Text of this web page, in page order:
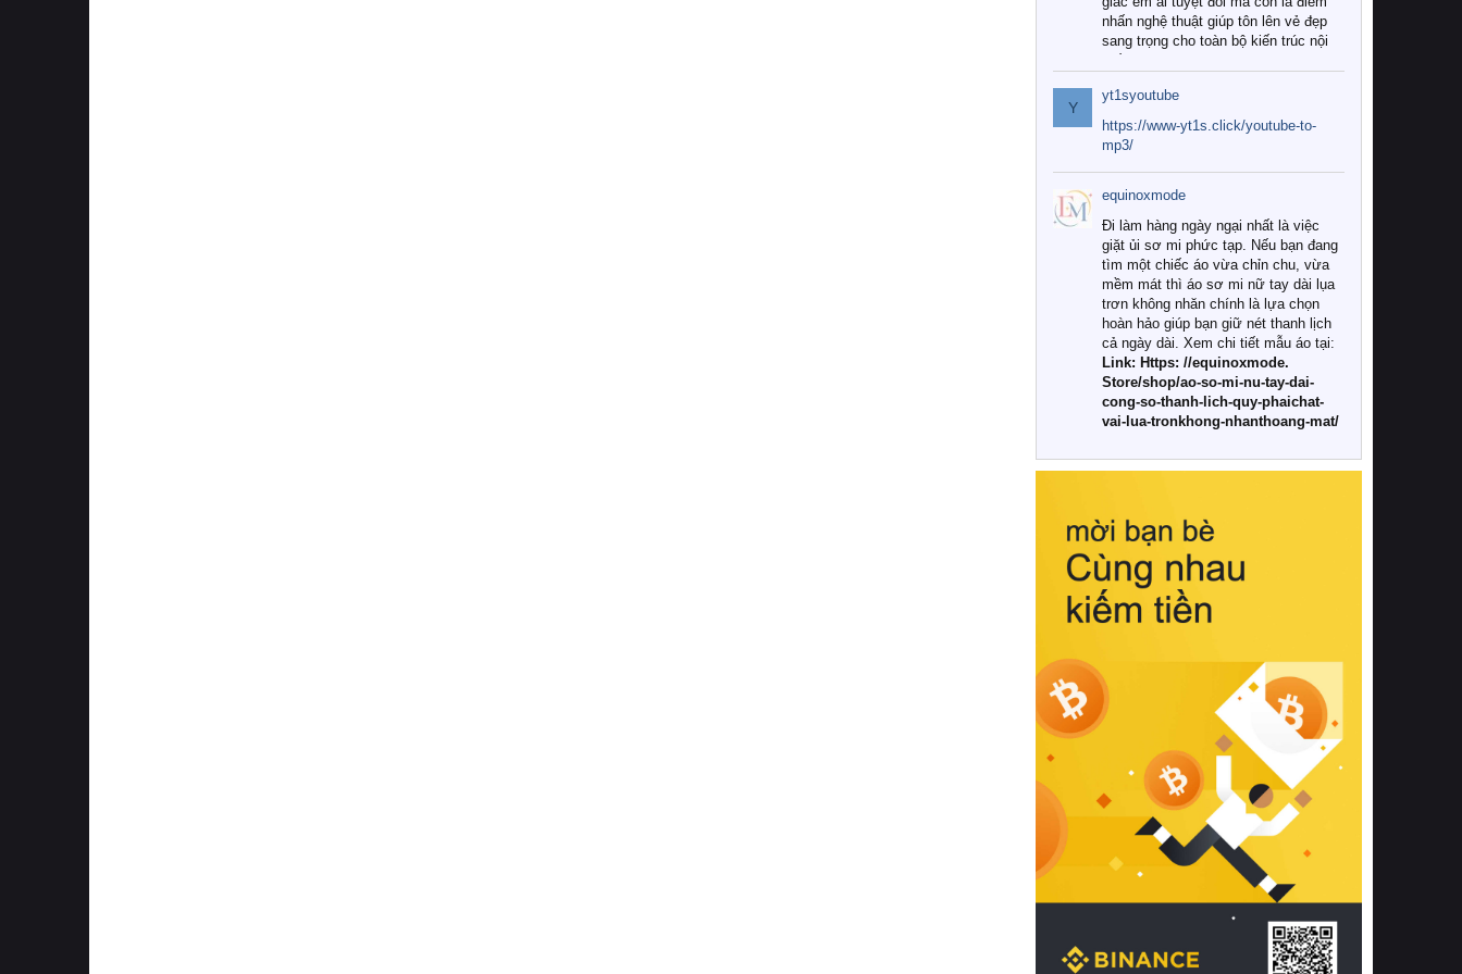
nhấn nghệ thuật giúp tôn lên vẻ đẹp
sang trọng cho toàn bộ kiến trúc nội
Tuy nhiên, giữa thị trường đa dạng
với vô vàn thương hiệu và mẫu mã
như hiện nay, làm thế nào để chọn
được những bộ chăn ga gối đệm cao
cấp thực sự chất lượng, phù hợp với
khí hậu và nhu cầu sử dụng của gia
đình? Hãy cùng chúng tôi đi tìm lời
giải đáp chi tiết qua bài viết dưới đây.
1. Tại sao các gia đình hiện đại lại ưa
chuộng chăn ga gối đệm cao cấp?
Khác với các dòng sản phẩm thông
thường, những bộ chăn ga gối đệm
cao cấp trải qua quy trình sản xuất
nghiêm ngặt từ khâu chọn lọc nguyên
liệu tự nhiên đến công nghệ dệt
nhuộm hiện đại không chứa hóa chất
này, bạn sẽ cảm nhận rõ rệt sự khác
hồi chuẩn xác của phần đệm nâng đỡ
cột sống.
Bên cạnh đó, việc lựa chọn các dòng
sản phẩm đạt chuẩn chất lượng quốc
tế còn giúp ngăn ngừa tình trạng kích
khuẩn và nấm mốc trong điều kiện
thời tiết nóng ẩm. Bạn có thể tìm hiểu
thêm các nghiên cứu khoa học về tác
động của giấc ngủ và môi trường
phòng ngủ đối với sức khỏe con
người tại Sleep Foundation (External
Link) để có cái nhìn toàn diện hơn.
2. Các tiêu chí vàng khi lựa chọn
chăn ga gối đệm cao cấp cho phòng
ngủ
Để sở hữu một bộ chăn ga gối đệm
cao cấp hoàn hảo cả về thẩm mỹ lẫn
công năng, người tiêu dùng cần cân
nhắc kỹ lưỡng các tiêu chí quan trọng
Y
yt1syoutube
https://www-yt1s.click/youtube-to-
mp3/
equinoxmode
Đi làm hàng ngày ngại nhất là việc
giặt ủi sơ mi phức tạp. Nếu bạn đang
tìm một chiếc áo vừa chỉn chu, vừa
mềm mát thì áo sơ mi nữ tay dài lụa
trơn không nhăn chính là lựa chọn
hoàn hảo giúp bạn giữ nét thanh lịch
cả ngày dài. Xem chi tiết mẫu áo tại:
Link: Https: //equinoxmode.
Store/shop/ao-so-mi-nu-tay-dai-
cong-so-thanh-lich-quy-phaichat-
vai-lua-tronkhong-nhanthoang-mat/